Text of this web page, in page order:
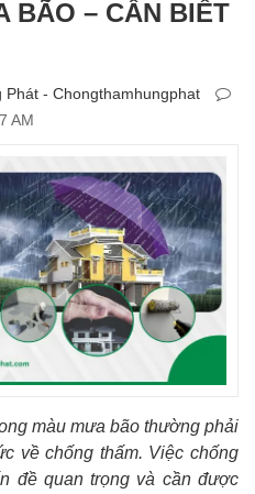
BÃO – CẦN BIẾT
Phát - Chongthamhungphat
AM
màu mưa bão thường phải
về chống thấm. Việc chống
đề quan trọng và cần được